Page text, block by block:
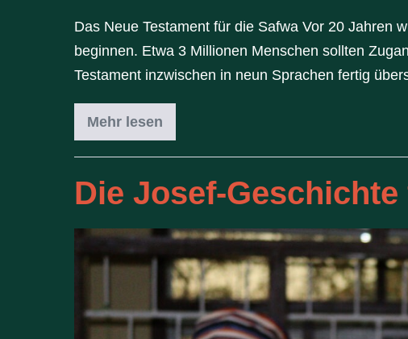
Das Neue Testament für die Safwa Vor 20 Jahren
beginnen. Etwa 3 Millionen Menschen sollten
Testament inzwischen in neun Sprachen fertig
Mehr lesen
Die Josef-